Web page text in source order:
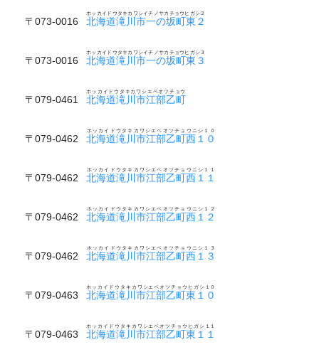
〒073-0016 北海道滝川市一の坂町東２
ホッカイドウタキカワシイチノサカチョウヒガシ２
〒073-0016 北海道滝川市一の坂町東３
ホッカイドウタキカワシイチノサカチョウヒガシ３
〒079-0461 北海道滝川市江部乙町
ホッカイドウタキカワシエベオツチョウ
〒079-0462 北海道滝川市江部乙町西１０
ホッカイドウタキカワシエベオツチョウニシ１０
〒079-0462 北海道滝川市江部乙町西１１
ホッカイドウタキカワシエベオツチョウニシ１１
〒079-0462 北海道滝川市江部乙町西１２
ホッカイドウタキカワシエベオツチョウニシ１２
〒079-0462 北海道滝川市江部乙町西１３
ホッカイドウタキカワシエベオツチョウニシ１３
〒079-0463 北海道滝川市江部乙町東１０
ホッカイドウタキカワシエベオツチョウヒガシ１０
〒079-0463 北海道滝川市江部乙町東１１
ホッカイドウタキカワシエベオツチョウヒガシ１１